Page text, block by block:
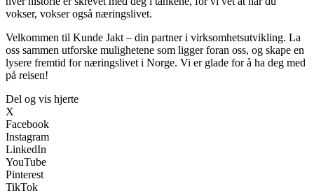
vokser, vokser også næringslivet.
Velkommen til Kunde Jakt – din partner i virksomhetsutvikling. La
oss sammen utforske mulighetene som ligger foran oss, og skape en
lysere fremtid for næringslivet i Norge. Vi er glade for å ha deg med
på reisen!
Del og vis hjerte
X
Facebook
Instagram
LinkedIn
YouTube
Pinterest
TikTok